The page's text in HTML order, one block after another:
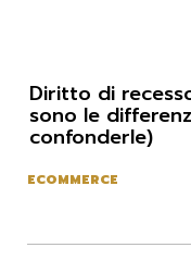
Diritto di
sono le
confonderle)
ECOMMERCE